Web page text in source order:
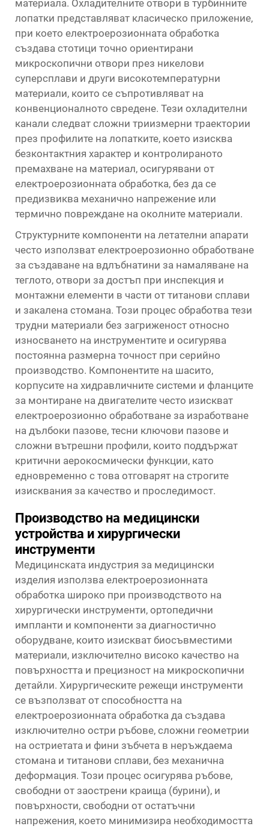
материала. Охладителните отвори в турбинните
лопатки представляват класическо приложение,
при което електроерозионната обработка
създава стотици точно ориентирани
микроскопични отвори през никелови
суперсплави и други високотемпературни
материали, които се съпротивляват на
конвенционалното свредене. Тези охладителни
канали следват сложни триизмерни траектории
през профилите на лопатките, което изисква
безконтактния характер и контролираното
премахване на материал, осигурявани от
електроерозионната обработка, без да се
предизвиква механично напрежение или
термично повреждане на околните материали.
Структурните компоненти на летателни апарати
често използват електроерозионно обработване
за създаване на вдлъбнатини за намаляване на
теглото, отвори за достъп при инспекция и
монтажни елементи в части от титанови сплави
и закалена стомана. Този процес обработва тези
трудни материали без загриженост относно
износването на инструментите и осигурява
постоянна размерна точност при серийно
производство. Компонентите на шасито,
корпусите на хидравличните системи и фланците
за монтиране на двигателите често изискват
електроерозионно обработване за изработване
на дълбоки пазове, тесни ключови пазове и
сложни вътрешни профили, които поддържат
критични аерокосмически функции, като
едновременно с това отговарят на строгите
изисквания за качество и проследимост.
Производство на медицински
устройства и хирургически
инструменти
Медицинската индустрия за медицински
изделия използва електроерозионната
обработка широко при производството на
хирургически инструменти, ортопедични
импланти и компоненти за диагностично
оборудване, които изискват биосъвместими
материали, изключително високо качество на
повърхността и прецизност на микроскопични
детайли. Хирургическите режещи инструменти
се възползват от способността на
електроерозионната обработка да създава
изключително остри ръбове, сложни геометрии
на остриетата и фини зъбчета в неръждаема
стомана и титанови сплави, без механична
деформация. Този процес осигурява ръбове,
свободни от заострени краища (бурини), и
повърхности, свободни от остатъчни
напрежения, което минимизира необходимостта